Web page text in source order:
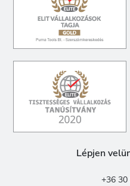
Lépjen
+36